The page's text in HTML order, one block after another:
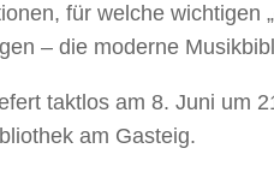
für welche wichtigen
– die moderne
taktlos am 8. Juni um
am Gasteig.